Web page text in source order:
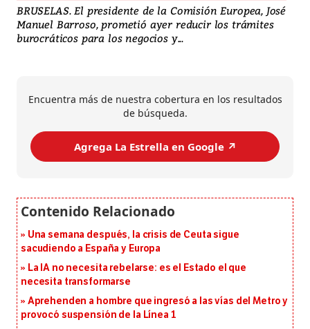
BRUSELAS. El presidente de la Comisión Europea, José
Manuel Barroso, prometió ayer reducir los trámites
burocráticos para los negocios y...
Encuentra más de nuestra cobertura en los resultados
de búsqueda.
Agrega La Estrella en Google ↗️
Una semana después, la crisis de Ceuta sigue
sacudiendo a España y Europa
La IA no necesita rebelarse: es el Estado el que
necesita transformarse
Aprehenden a hombre que ingresó a las vías del Metro y
provocó suspensión de la Línea 1